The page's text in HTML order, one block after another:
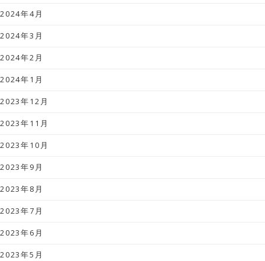
2024年4月
2024年3月
2024年2月
2024年1月
2023年12月
2023年11月
2023年10月
2023年9月
2023年8月
2023年7月
2023年6月
2023年5月